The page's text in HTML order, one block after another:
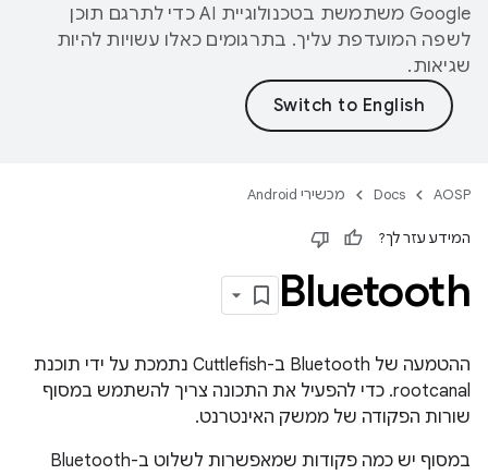
‫Google משתמשת בטכנולוגיית AI כדי לתרגם תוכן
לשפה המועדפת עליך. בתרגומים כאלו עשויות להיות
שגיאות.
AOSP
Docs מכשירי Android
המידע עזר לך?
Bluetooth
ההטמעה של Bluetooth ב-Cuttlefish נתמכת על ידי תוכנת
rootcanal. כדי להפעיל את התכונה צריך להשתמש במסוף
שורות הפקודה של ממשק האינטרנט.
במסוף יש כמה פקודות שמאפשרות לשלוט ב-Bluetooth